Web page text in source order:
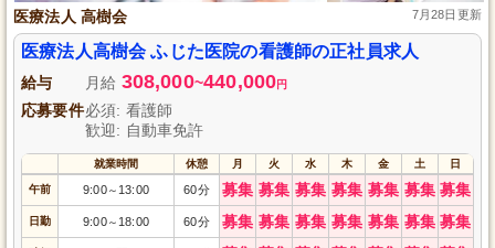
医療法人 高樹会 7月28日更新
医療法人高樹会 ふじた医院の看護師の正社員求人
給与 月給 308,000~440,000円
応募要件必須: 看護師
歓迎: 自動車免許
就業時間 休憩 月 火 水 木 金 土 日
午前 9:00～ 13:00 60分 募集 募集 募集 募集 募集 募集 募集
日勤 9:00～ 18:00 60分 募集 募集 募集 募集 募集 募集 募集